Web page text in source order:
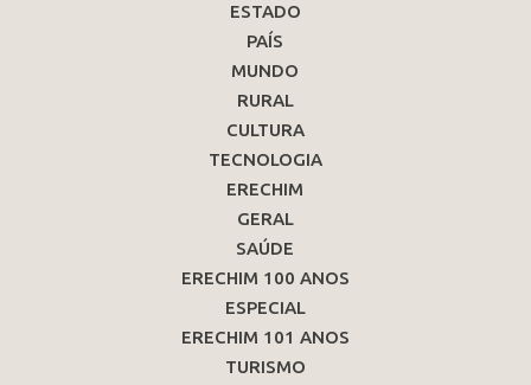
ESTADO
PAÍS
MUNDO
RURAL
CULTURA
TECNOLOGIA
ERECHIM
GERAL
SAÚDE
ERECHIM 100 ANOS
ESPECIAL
ERECHIM 101 ANOS
TURISMO